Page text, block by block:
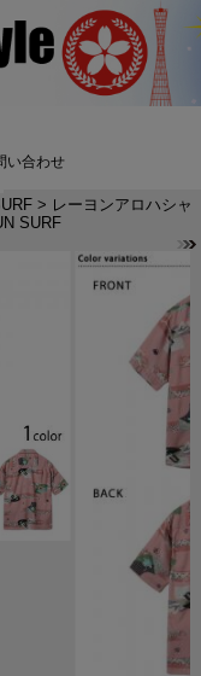
い合わせ
> レーヨンアロハシャ
SURF